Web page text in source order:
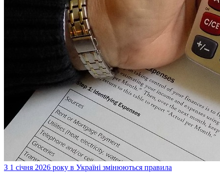
З 1 січня 2026 року в Україні змінюються правила